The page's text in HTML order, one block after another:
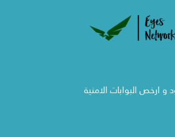
و ارخص البوابات الامنية​